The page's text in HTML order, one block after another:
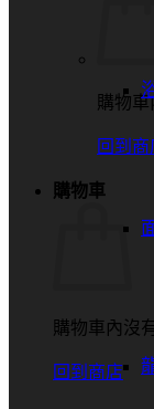
購物
回到商
購物車
購物車內沒
回到商店